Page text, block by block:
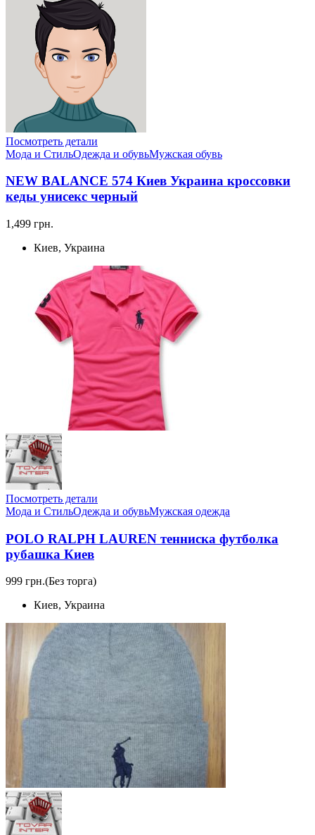
Посмотреть детали
Мода и СтильОдежда и обувьМужская обувь
NEW BALANCE 574 Киев Украина кроссовки
кеды унисекс черный
1,499 грн.
Киев, Украина
Посмотреть детали
Мода и СтильОдежда и обувьМужская одежда
POLO RALPH LAUREN тенниска футболка
рубашка Киев
999 грн.(Без торга)
Киев, Украина